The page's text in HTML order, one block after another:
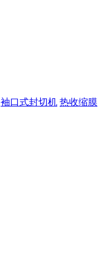
袖口式封切机 热收缩膜